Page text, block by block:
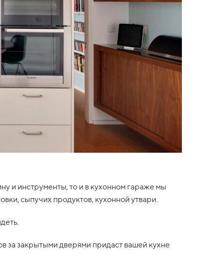
и инструменты, то и в кухонном гараже мы
сыпучих продуктов, кухонной утвари.
за закрытыми дверями придаст вашей кухне